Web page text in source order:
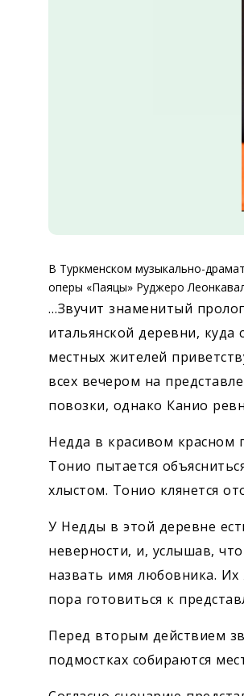
В Туркменском музыкально-
оперы «Паяцы» Руджеро
…Звучит знаменитый
итальянской деревни,
местных жителей
всех вечером на
повозки, однако Канио
Недда в красивом красном
Тонио пытается
хлыстом. Тонио клянется
У Недды в этой деревне
неверности, и, услышав,
назвать имя любовника.
пора готовиться к
Перед вторым действием
подмостках собираются